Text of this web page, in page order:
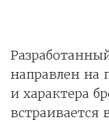
направлен на
и характера